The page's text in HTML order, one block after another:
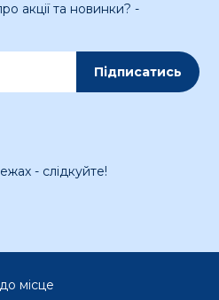
акції та новинки? -
Підписатись
- слідкуйте!
місце